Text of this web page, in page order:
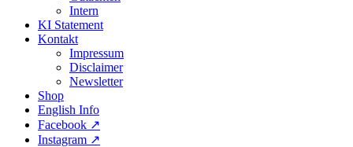
Intern
KI Statement
Kontakt
Impressum
Disclaimer
Newsletter
Shop
English Info
Facebook ↗︎
Instagram ↗︎